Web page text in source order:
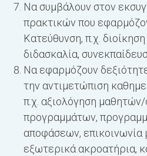
Να συμβάλουν στον
πρακτικών που
Κατεύθυνση, π.χ.
διδασκαλία,
Να εφαρμόζουν
την αντιμετώπιση
π.χ. αξιολόγηση
προγραμμάτων,
αποφάσεων, επικοινωνία
εξωτερικά ακροατήρια,